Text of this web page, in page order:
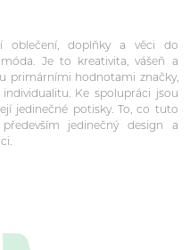
oblečení, doplňky a věci do
Je to kreativita, vášeň a
primárními hodnotami značky,
Ke spolupráci jsou
jedinečné potisky. To, co tuto
jedinečný design a